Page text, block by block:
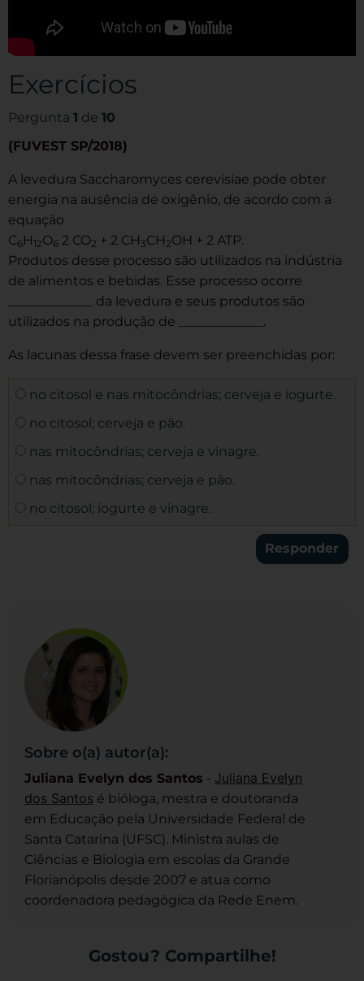
Exercícios
Pergunta 1 de 10
(FUVEST SP/2018)
A levedura Saccharomyces cerevisiae pode obter
energia na ausência de oxigênio, de acordo com a
equação
C6H 12O6 2 CO2 + 2 CH 3CH 2OH + 2 ATP.
Produtos desse processo são utilizados na indústria
de alimentos e bebidas. Esse processo ocorre
_____________ da levedura e seus produtos são
utilizados na produção de _____________.
As lacunas dessa frase devem ser preenchidas por:
no citosol e nas mitocôndrias; cerveja e iogurte.
no citosol; cerveja e pão.
nas mitocôndrias; cerveja e vinagre.
nas mitocôndrias; cerveja e pão.
no citosol; iogurte e vinagre.
Sobre o(a) autor(a):
Juliana Evelyn dos Santos - Juliana Evelyn
dos Santos é bióloga, mestra e doutoranda
em Educação pela Universidade Federal de
Santa Catarina (UFSC). Ministra aulas de
Ciências e Biologia em escolas da Grande
Florianópolis desde 2007 e atua como
coordenadora pedagógica da Rede Enem.
Gostou? Compartilhe!